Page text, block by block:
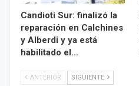
Candioti Sur: finalizó la
reparación en Calchines
y Alberdi y ya está
habilitado el…
ANTERIOR SIGUIENTE